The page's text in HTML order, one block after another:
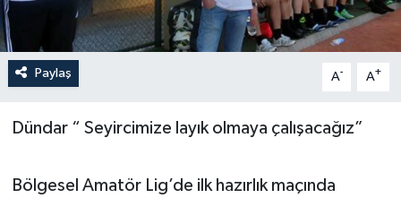
Paylaş A- A+
Dündar “ Seyircimize layık olmaya çalışacağız”
Bölgesel Amatör Lig’de ilk hazırlık maçında
Turizm
Yaşam